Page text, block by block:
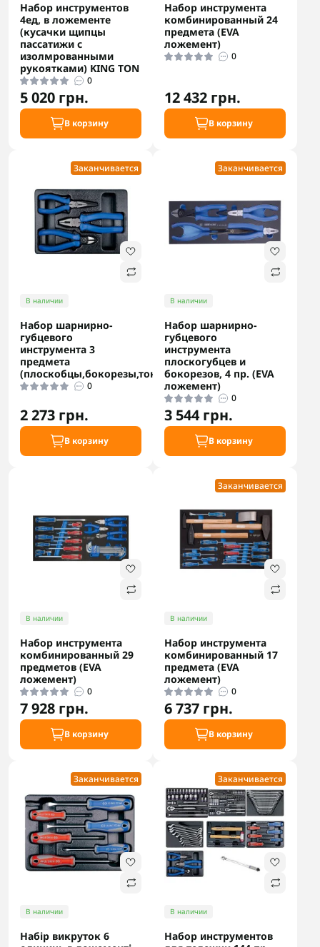
Набор инструментов
4ед, в ложементе
(кусачки щипцы
пассатижи с
изолмрованными
рукоятками) KING TON
0
5 020 грн.
В корзину
Набор инструмента
комбинированный 24
предмета (EVA
ложемент)
0
12 432 грн.
В корзину
Заканчивается
В наличии
Набор шарнирно-
губцевого
инструмента 3
предмета
(плоскобцы,бокорезы,тонкогубцы)
0
2 273 грн.
В корзину
Заканчивается
В наличии
Набор шарнирно-
губцевого
инструмента
плоскогубцев и
бокорезов, 4 пр. (EVA
ложемент)
0
3 544 грн.
В корзину
В наличии
Набор инструмента
комбинированный 29
предметов (EVA
ложемент)
0
7 928 грн.
В корзину
Заканчивается
В наличии
Набор инструмента
комбинированный 17
предмета (EVA
ложемент)
0
6 737 грн.
В корзину
Заканчивается
В наличии
Набір викруток 6
Заканчивается
В наличии
Набор инструментов